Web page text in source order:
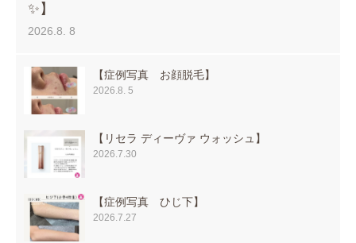
✨】
2026.8. 8
【症例写真 お顔脱毛】
2026.8. 5
【リセラ ディーヴァ ウォッシュ】
2026.7.30
【症例写真 ひじ下】
2026.7.27